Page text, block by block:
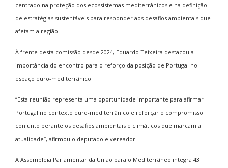
centrado na proteção dos ecossistemas mediterrânicos e na definição
de estratégias sustentáveis para responder aos desafios ambientais que
afetam a região.
À frente desta comissão desde 2024, Eduardo Teixeira destacou a
importância do encontro para o reforço da posição de Portugal no
espaço euro-mediterrânico.
“Esta reunião representa uma oportunidade importante para afirmar
Portugal no contexto euro-mediterrânico e reforçar o compromisso
conjunto perante os desafios ambientais e climáticos que marcam a
atualidade”, afirmou o deputado e vereador.
A Assembleia Parlamentar da União para o Mediterrâneo integra 43